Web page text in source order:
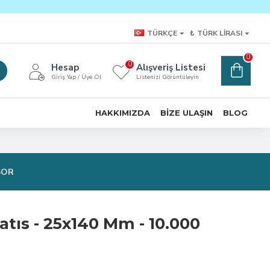
TÜRKÇE ₺ TÜRK LIRASI
Hesap
Giriş Yap / Üye Ol
Alışveriş Listesi
Listenizi Görüntüleyin
0
0
HAKKIMIZDA BIZE ULAŞIN BLOG
- 25x140 Mm - 10.000